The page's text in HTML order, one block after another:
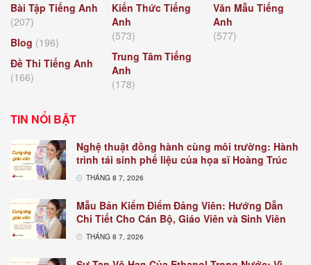
Bài Tập Tiếng Anh
(207)
Blog (196)
Đề Thi Tiếng Anh
(166)
Kiến Thức Tiếng
Anh
(573)
Trung Tâm Tiếng
Anh
(178)
Văn Mẫu Tiếng
Anh
(577)
TIN NỔI BẬT
Nghệ thuật đồng hành cùng môi trường: Hành
trình tái sinh phế liệu của họa sĩ Hoàng Trúc
THÁNG 8 7, 2026
Mẫu Bản Kiểm Điểm Đảng Viên: Hướng Dẫn
Chi Tiết Cho Cán Bộ, Giáo Viên và Sinh Viên
THÁNG 8 7, 2026